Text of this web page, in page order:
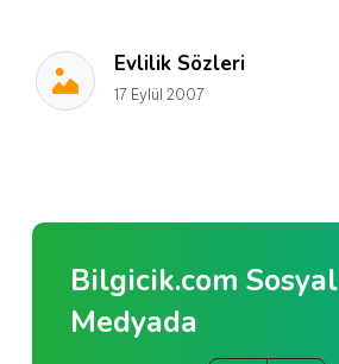
Evlilik Sözleri
17 Eylül 2007
Bilgicik.com Sosyal
Medyada